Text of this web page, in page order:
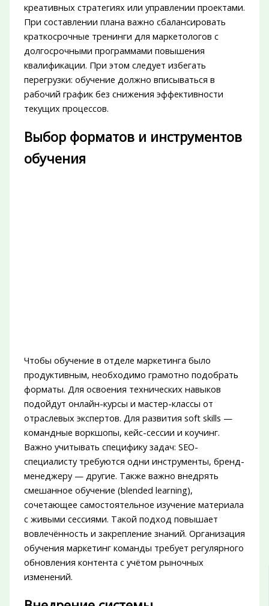
креативных стратегиях или управлении проектами.
При составлении плана важно сбалансировать
краткосрочные тренинги для маркетологов с
долгосрочными программами повышения
квалификации. При этом следует избегать
перегрузки: обучение должно вписываться в
рабочий график без снижения эффективности
текущих процессов.
Выбор форматов и инструментов
обучения
Чтобы обучение в отделе маркетинга было
продуктивным, необходимо грамотно подобрать
форматы. Для освоения технических навыков
подойдут онлайн-курсы и мастер-классы от
отраслевых экспертов. Для развития soft skills —
командные воркшопы, кейс-сессии и коучинг.
Важно учитывать специфику задач: SEO-
специалисту требуются одни инструменты, бренд-
менеджеру — другие. Также важно внедрять
смешанное обучение (blended learning),
сочетающее самостоятельное изучение материала
с живыми сессиями. Такой подход повышает
вовлечённость и закрепление знаний. Организация
обучения маркетинг команды требует регулярного
обновления контента с учётом рыночных
изменений.